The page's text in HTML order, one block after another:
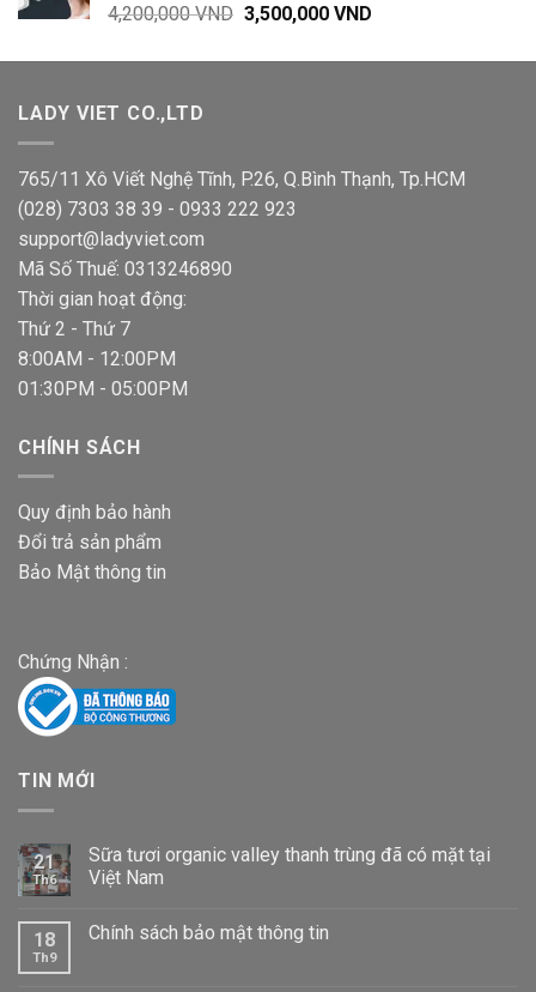
4,200,000VND Giá
là:
3,500,000 VNDGiá
tại
LADY VIET CO.,LTD
765/11 Xô Viết Nghệ Tĩnh, P.26, Q.Bình Thạnh, Tp.HCM
(028) 7303 38 39 - 0933 222 923
support@ladyviet.com
Mã Số Thuế: 0313246890
Thời gian hoạt động:
Thứ 2 - Thứ 7
8:00AM - 12:00PM
01:30PM - 05:00PM
CHÍNH SÁCH
Quy định bảo hành
Đổi trả sản phẩm
Bảo Mật thông tin
Chứng Nhận :
TIN MỚI
21
Th6
Sữa tươi organic valley thanh trùng đã có mặt tại
Việt Nam
18
Th9
Chính sách bảo mật thông tin